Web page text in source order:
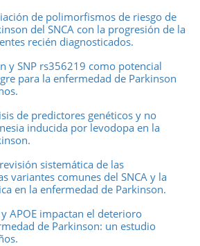
de polimorfismos de riesgo de
del SNCA con la progresión de la
recién diagnosticados.
y SNP rs356219 como potencial
para la enfermedad de Parkinson
de predictores genéticos y no
inducida por levodopa en la
sistemática de las
variantes comunes del SNCA y la
en la enfermedad de Parkinson.
y APOE impactan el deterioro
de Parkinson: un estudio